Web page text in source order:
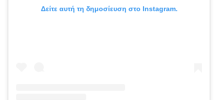
Δείτε αυτή τη δημοσίευση στο Instagram.